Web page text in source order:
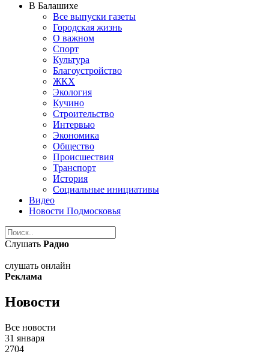
В Балашихе
Все выпуски газеты
Городская жизнь
О важном
Спорт
Культура
Благоустройство
ЖКХ
Экология
Кучино
Строительство
Интервью
Экономика
Общество
Происшествия
Транспорт
История
Социальные инициативы
Видео
Новости Подмосковья
Слушать Радио
слушать онлайн
Реклама
Новости
Все новости
31 января
2704